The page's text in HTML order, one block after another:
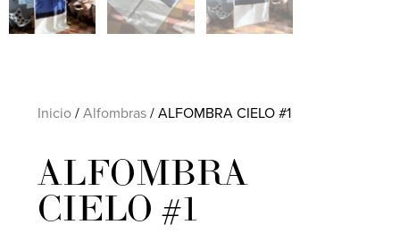
Inicio / Alfombras / ALFOMBRA CIELO #1
ALFOMBRA
CIELO #1